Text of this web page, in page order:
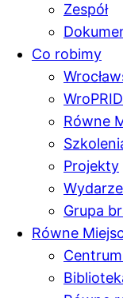
Zespół
Co robimy
Równe
Projekty
Grupa
Równe